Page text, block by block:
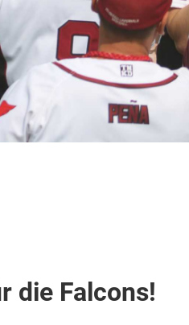
die Falcons!